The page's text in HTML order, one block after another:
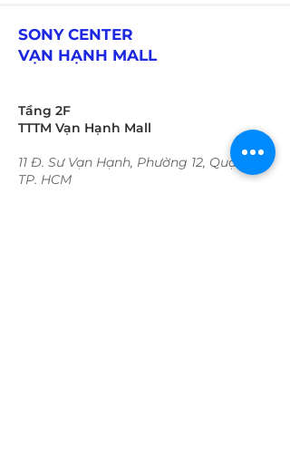
SONY CENTER
VẠN HẠNH MALL
Tầng 2F
TTTM Vạn Hạnh Mall
11 Đ. Sư Vạn Hạnh, Phường 12, Quận 10
TP. HCM